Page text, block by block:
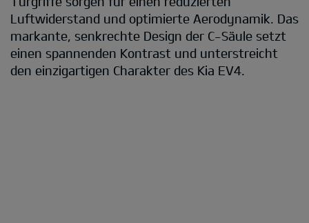
Luftwiderstand und optimierte Aerodynamik. Das
markante, senkrechte Design der C-Säule setzt
einen spannenden Kontrast und unterstreicht
den einzigartigen Charakter des Kia EV4.